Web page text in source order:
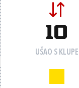
10
UŠAO S KLUPE